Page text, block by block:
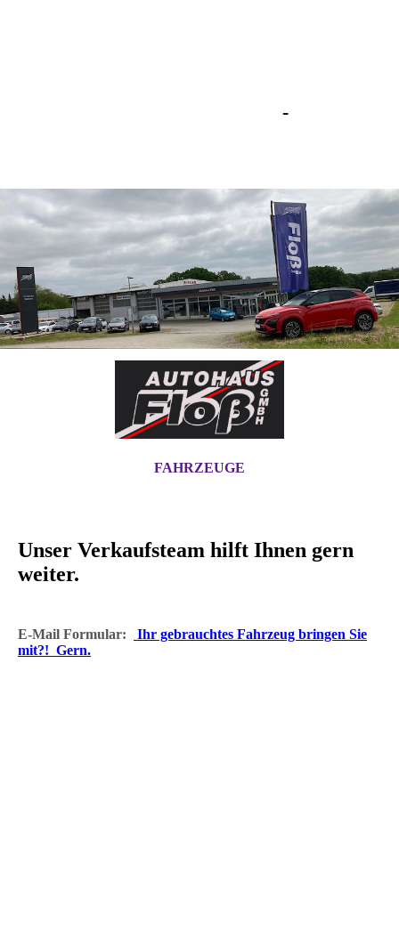
-
FAHRZEUGE
Unser Verkaufsteam hilft Ihnen gern
weiter.
E-Mail Formular:
Ihr gebrauchtes Fahrzeug bringen Sie
mit?! Gern.